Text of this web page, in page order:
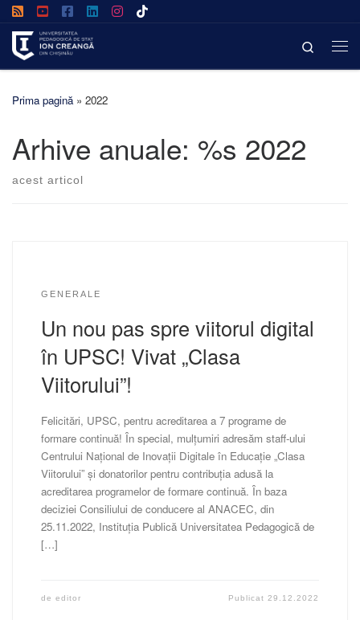
Search
Prima pagină » 2022
Arhive anuale: %s 2022
acest articol
GENERALE
Un nou pas spre viitorul digital
în UPSC! Vivat „Clasa
Viitorului”!
Felicitări, UPSC, pentru acreditarea a 7 programe de
formare continuă! În special, mulțumiri adresăm staff-ului
Centrului Național de Inovații Digitale în Educație „Clasa
Viitorului” și donatorilor pentru contribuția adusă la
acreditarea programelor de formare continuă. În baza
deciziei Consiliului de conducere al ANACEC, din
25.11.2022, Instituția Publică Universitatea Pedagogică de
[…]
de editor Publicat29.12.2022